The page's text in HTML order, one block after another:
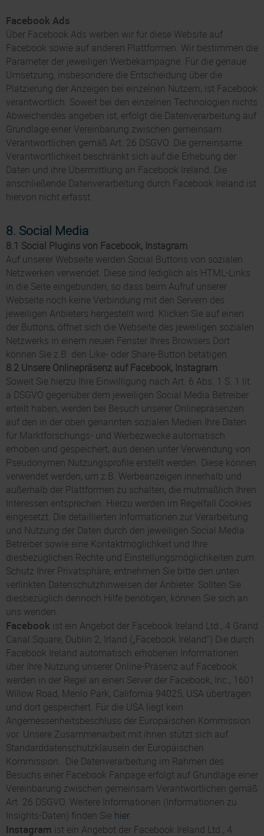
Facebook Ads
Über Facebook Ads werben wir für diese Website auf
Facebook sowie auf anderen Plattformen. Wir bestimmen die
Parameter der jeweiligen Werbekampagne. Für die genaue
Umsetzung, insbesondere die Entscheidung über die
Platzierung der Anzeigen bei einzelnen Nutzern, ist Facebook
verantwortlich. Soweit bei den einzelnen Technologien nichts
Abweichendes angeben ist, erfolgt die Datenverarbeitung auf
Grundlage einer Vereinbarung zwischen gemeinsam
Verantwortlichen gemäß Art. 26 DSGVO. Die gemeinsame
Verantwortlichkeit beschränkt sich auf die Erhebung der
Daten und ihre Übermittlung an Facebook Ireland. Die
anschließende Datenverarbeitung durch Facebook Ireland ist
hiervon nicht erfasst.
8. Social Media
8.1 Social Plugins von Facebook, Instagram
Auf unserer Webseite werden Social Buttons von sozialen
Netzwerken verwendet. Diese sind lediglich als HTML-Links
in die Seite eingebunden, so dass beim Aufruf unserer
Webseite noch keine Verbindung mit den Servern des
jeweiligen Anbieters hergestellt wird. Klicken Sie auf einen
der Buttons, öffnet sich die Webseite des jeweiligen sozialen
Netzwerks in einem neuen Fenster Ihres Browsers Dort
können Sie z.B. den Like- oder Share-Button betätigen.
8.2 Unsere Onlinepräsenz auf Facebook, Instagram
Soweit Sie hierzu Ihre Einwilligung nach Art. 6 Abs. 1 S. 1 lit.
a DSGVO gegenüber dem jeweiligen Social Media Betreiber
erteilt haben, werden bei Besuch unserer Onlinepräsenzen
auf den in der oben genannten sozialen Medien Ihre Daten
für Marktforschungs- und Werbezwecke automatisch
erhoben und gespeichert, aus denen unter Verwendung von
Pseudonymen Nutzungsprofile erstellt werden. Diese können
verwendet werden, um z.B. Werbeanzeigen innerhalb und
außerhalb der Plattformen zu schalten, die mutmaßlich Ihren
Interessen entsprechen. Hierzu werden im Regelfall Cookies
eingesetzt. Die detaillierten Informationen zur Verarbeitung
und Nutzung der Daten durch den jeweiligen Social Media
Betreiber sowie eine Kontaktmöglichkeit und Ihre
diesbezüglichen Rechte und Einstellungsmöglichkeiten zum
Schutz Ihrer Privatsphäre, entnehmen Sie bitte den unten
verlinkten Datenschutzhinweisen der Anbieter. Sollten Sie
diesbezüglich dennoch Hilfe benötigen, können Sie sich an
uns wenden.
Facebook ist ein Angebot der Facebook Ireland Ltd., 4 Grand
Canal Square, Dublin 2, Irland („Facebook Ireland“) Die durch
Facebook Ireland automatisch erhobenen Informationen
über Ihre Nutzung unserer Online-Präsenz auf Facebook
werden in der Regel an einen Server der Facebook, Inc., 1601
Willow Road, Menlo Park, California 94025, USA übertragen
und dort gespeichert. Für die USA liegt kein
Angemessenheitsbeschluss der Europäischen Kommission
vor. Unsere Zusammenarbeit mit ihnen stützt sich auf
Standarddatenschutzklauseln der Europäischen
Kommission. Die Datenverarbeitung im Rahmen des
Besuchs einer Facebook Fanpage erfolgt auf Grundlage einer
Vereinbarung zwischen gemeinsam Verantwortlichen gemäß
Art. 26 DSGVO. Weitere Informationen (Informationen zu
Insights-Daten) finden Sie hier.
Instagram ist ein Angebot der Facebook Ireland Ltd., 4